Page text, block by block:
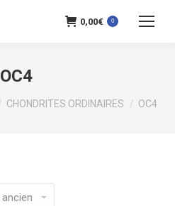
0,00€ 0
OC4
CHONDRITES ORDINAIRES OC4